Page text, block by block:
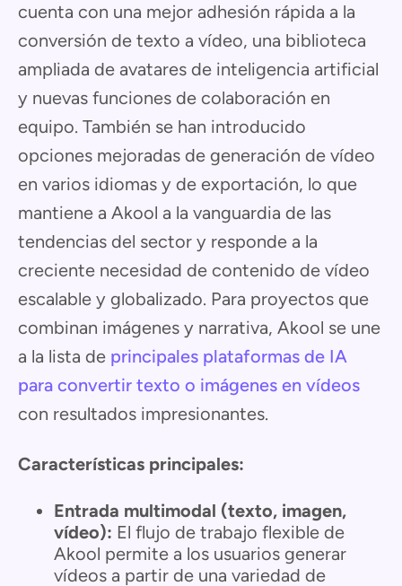
cuenta con una mejor adhesión rápida a la
conversión de texto a vídeo, una biblioteca
ampliada de avatares de inteligencia artificial
y nuevas funciones de colaboración en
equipo. También se han introducido
opciones mejoradas de generación de vídeo
en varios idiomas y de exportación, lo que
mantiene a Akool a la vanguardia de las
tendencias del sector y responde a la
creciente necesidad de contenido de vídeo
escalable y globalizado. Para proyectos que
combinan imágenes y narrativa, Akool se une
a la lista de principales plataformas de IA
para convertir texto o imágenes en vídeos
con resultados impresionantes.
Características principales:
Entrada multimodal (texto, imagen,
vídeo): El flujo de trabajo flexible de
Akool permite a los usuarios generar
vídeos a partir de una variedad de